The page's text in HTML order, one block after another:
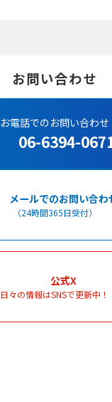
お問い合わせ
お電話でのお問い合わせ
06-6394-
メールでのお問い合わ
（24時間365日受付）
公式X
日々の情報はSNSで更新中！